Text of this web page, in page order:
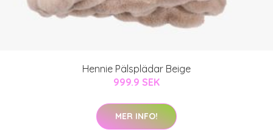
Hennie Pälsplädar Beige
999.9 SEK
MER INFO!